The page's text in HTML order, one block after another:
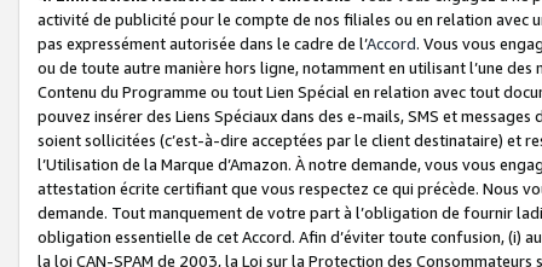
activité de publicité pour le compte de nos filiales ou en relation avec
pas expressément autorisée dans le cadre de l’Accord. Vous vous
ou de toute autre manière hors ligne, notamment en utilisant l’une
Contenu du Programme ou tout Lien Spécial en relation avec tout
pouvez insérer des Liens Spéciaux dans des e-mails, SMS et
soient sollicitées (c’est-à-dire acceptées par le client destinataire) et
l’Utilisation de la Marque d’Amazon. À notre demande, vous vous
attestation écrite certifiant que vous respectez ce qui précède. Nous
demande. Tout manquement de votre part à l’obligation de fournir
obligation essentielle de cet Accord. Afin d’éviter toute confusion, (i)
la loi CAN-SPAM de 2003, la Loi sur la Protection des